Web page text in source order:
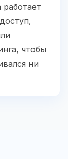
чтобы
ни